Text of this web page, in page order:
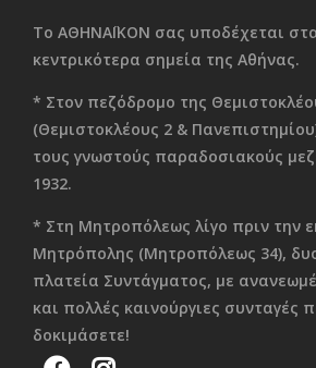
Το ΑΘΗΝΑΪΚΟΝ σας υποδέχεται
κεντρικότερα σημεία της Αθήνας.
* Στον πεζόδρομο της
(Θεμιστοκλέους 2 &
τους γνωστούς παραδοσιακούς
1932.
* Στη Μητροπόλεως λίγο πριν την
Μητρόπολης (Μητροπόλεως 34),
πλατεία Συντάγματος, με
και πολλές καινούργιες συνταγές
δοκιμάσετε!